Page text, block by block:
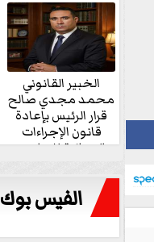
الخبير القانوني
محمد مجدي صالح
قرار الرئيس بإعادة
قانون الإجراءات
الجنائية للنواب...
الفيس بوك